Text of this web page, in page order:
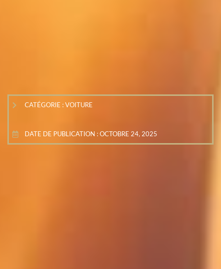
CATÉGORIE :VOITURE
DATE DE PUBLICATION :OCTOBRE 24, 2025